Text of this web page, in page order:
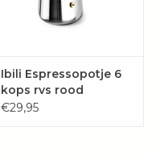
Ibili Espressopotje 6
kops rvs rood
€29,95